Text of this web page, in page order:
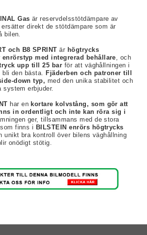
UNIVERSAL, DOMKRAFTS-
Gas är reservdelsstötdämpare av
direkt de stötdämpare som är
bilen.
och B8 SPRINTär högtrycks
enrörstyp med integrerad behållare , och
upp till 25 bar för att väghållningen i
bli den bästa.Fjäderben och patroner till
down typ, med den unika stabilitet och
system erbjuder.
har en kortare kolvstång, som gör att
in ordentligt och inte kan röra sig i
ger, tillsammans med de stora
finns i BILSTEIN enrörs högtrycks
unikt bra kontroll över bilens väghållning
onödigt stötig.